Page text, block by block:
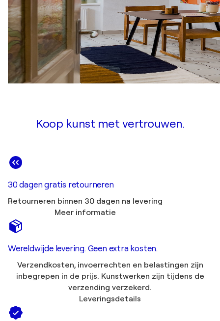
Koop kunst met vertrouwen.
30 dagen gratis retourneren
Retourneren binnen 30 dagen na levering
Meer informatie
Wereldwijde levering. Geen extra kosten.
Verzendkosten, invoerrechten en belastingen zijn
inbegrepen in de prijs. Kunstwerken zijn tijdens de
verzending verzekerd.
Leveringsdetails